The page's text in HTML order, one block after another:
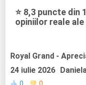
⭐ 8,3 puncte din
opiniilor reale
Royal Grand -
24 iulie 2026
0
0